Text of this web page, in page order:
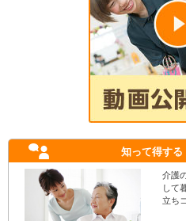
知って得する
介護
して
立ち